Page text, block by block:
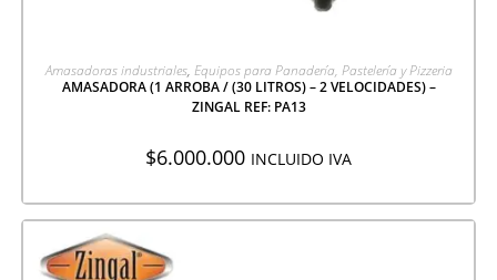
AGREGAR A COTIZACIÓN
Amasadoras industriales, Equipos para Panadería, Pastelería y Pizzeria
AMASADORA (1 ARROBA / (30 LITROS) – 2 VELOCIDADES) –
ZINGAL REF: PA13
$6.000.000 INCLUIDO IVA